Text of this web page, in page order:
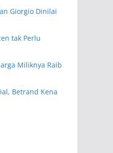
Giorgio Dinilai
tak Perlu
Miliknya Raib
Betrand Kena